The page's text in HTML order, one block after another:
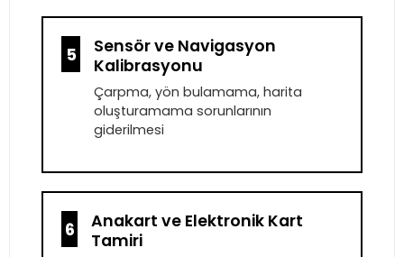
5
Sensör ve Navigasyon
Kalibrasyonu
Çarpma, yön bulamama, harita
oluşturamama sorunlarının
giderilmesi
6
Anakart ve Elektronik Kart
Tamiri